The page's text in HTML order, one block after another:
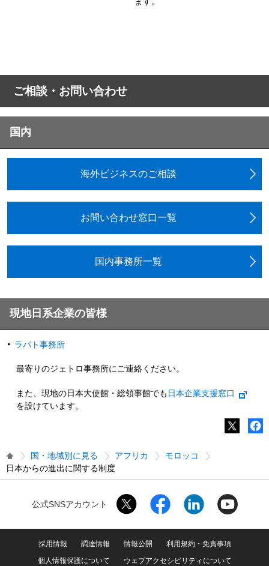
ご相談・お問い合わせ
国内
海外ビジネスのご相談
お問い合わせ窓口一覧
国内事務所一覧
現地日系企業の皆様
ラバト事務所
最寄りのジェトロ事務所にご連絡ください。
また、現地の日本大使館・総領事館でも 日本企業支援窓口
を設けています。
国・地域別に見る アフリカ
モロッコ
日本からの進出に関する制度
公式SNSアカウント
採用情報 調達情報 情報公開
利用規約・免責事項
個人情報保護について
ウェブアクセシビリティについて